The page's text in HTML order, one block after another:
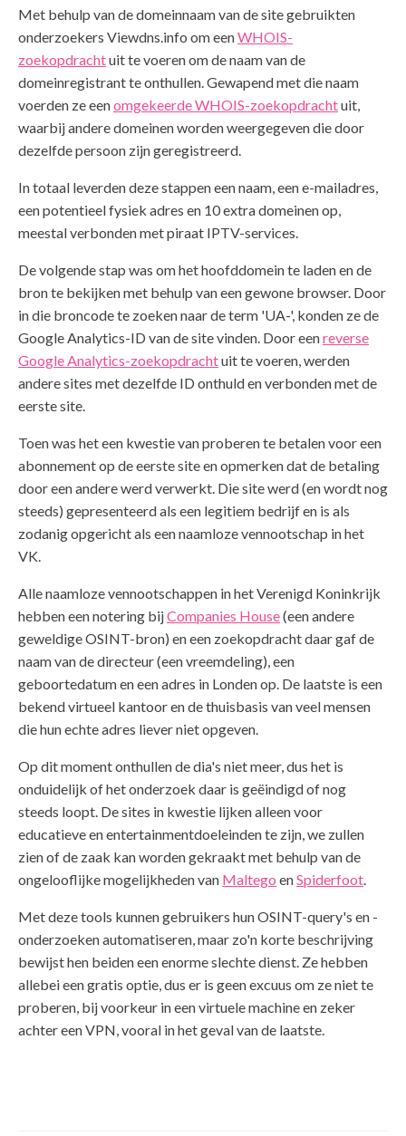
Met behulp van de domeinnaam van de site gebruikten
onderzoekers Viewdns.info om eenWHOIS-
zoekopdrachtuit te voeren om de naam van de
domeinregistrant te onthullen. Gewapend met die naam
voerden ze eenomgekeerde WHOIS-zoekopdrachtuit,
waarbij andere domeinen worden weergegeven die door
dezelfde persoon zijn geregistreerd.
In totaal leverden deze stappen een naam, een e-mailadres,
een potentieel fysiek adres en 10 extra domeinen op,
meestal verbonden met piraat IPTV-services.
De volgende stap was om het hoofddomein te laden en de
bron te bekijken met behulp van een gewone browser. Door
in die broncode te zoeken naar de term 'UA-', konden ze de
Google Analytics-ID van de site vinden. Door eenreverse
Google Analytics-zoekopdrachtuit te voeren, werden
andere sites met dezelfde ID onthuld en verbonden met de
eerste site.
Toen was het een kwestie van proberen te betalen voor een
abonnement op de eerste site en opmerken dat de betaling
door een andere werd verwerkt. Die site werd (en wordt nog
steeds) gepresenteerd als een legitiem bedrijf en is als
zodanig opgericht als een naamloze vennootschap in het
VK.
Alle naamloze vennootschappen in het Verenigd Koninkrijk
hebben een notering bijCompanies House(een andere
geweldige OSINT-bron) en een zoekopdracht daar gaf de
naam van de directeur (een vreemdeling), een
geboortedatum en een adres in Londen op. De laatste is een
bekend virtueel kantoor en de thuisbasis van veel mensen
die hun echte adres liever niet opgeven.
Op dit moment onthullen de dia's niet meer, dus het is
onduidelijk of het onderzoek daar is geëindigd of nog
steeds loopt. De sites in kwestie lijken alleen voor
educatieve en entertainmentdoeleinden te zijn, we zullen
zien of de zaak kan worden gekraakt met behulp van de
ongelooflijke mogelijkheden van Maltego enSpiderfoot
Met deze tools kunnen gebruikers hun OSINT-query's en -
onderzoeken automatiseren, maar zo'n korte beschrijving
bewijst hen beiden een enorme slechte dienst. Ze hebben
allebei een gratis optie, dus er is geen excuus om ze niet te
proberen, bij voorkeur in een virtuele machine en zeker
achter een VPN, vooral in het geval van de laatste.